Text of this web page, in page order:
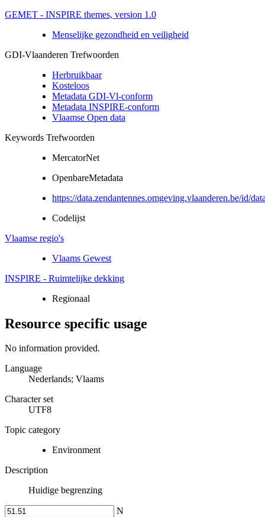
GEMET - INSPIRE themes, version 1.0
Menselijke gezondheid en veiligheid
GDI-Vlaanderen Trefwoorden
Herbruikbaar
Kosteloos
Metadata GDI-Vl-conform
Metadata INSPIRE-conform
Vlaamse Open data
Keywords Trefwoorden
MercatorNet
OpenbareMetadata
https://data.zendantennes.omgeving.vlaanderen.be/id/
Codelijst
Vlaamse regio's
Vlaams Gewest
INSPIRE - Ruimtelijke dekking
Regionaal
Resource specific usage
No information provided.
Language
Nederlands; Vlaams
Character set
UTF8
Topic category
Environment
Description
Huidige begrenzing
N